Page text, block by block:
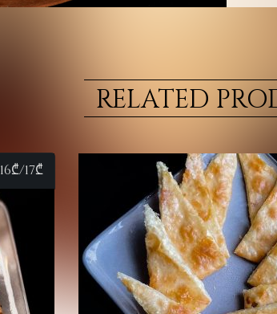
RELATED
16₾/17₾